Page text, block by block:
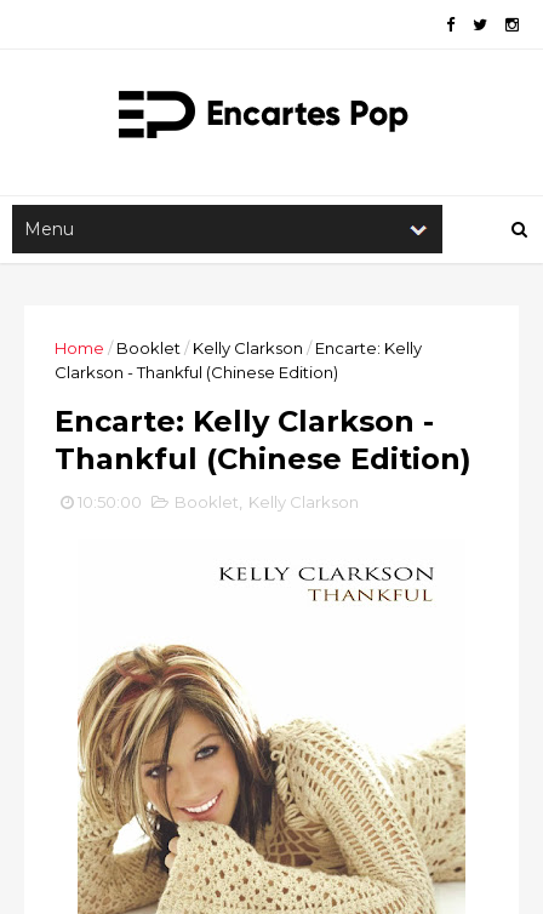
Home / Booklet / Kelly Clarkson / Encarte: Kelly
Clarkson - Thankful (Chinese Edition)
Encarte: Kelly Clarkson -
Thankful (Chinese Edition)
10:50:00 Booklet Kelly Clarkson